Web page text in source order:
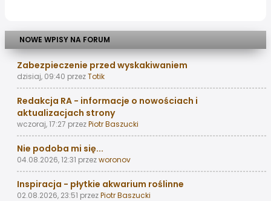
NOWE WPISY NA FORUM
Zabezpieczenie przed wyskakiwaniem
dzisiaj, 09:40 przezTotik
Redakcja RA - informacje o nowościach i
aktualizacjach strony
wczoraj, 17:27 przezPiotr Baszucki
Nie podoba mi się...
04.08.2026, 12:31 przezworonov
Inspiracja - płytkie akwarium roślinne
02.08.2026, 23:51 przezPiotr Baszucki